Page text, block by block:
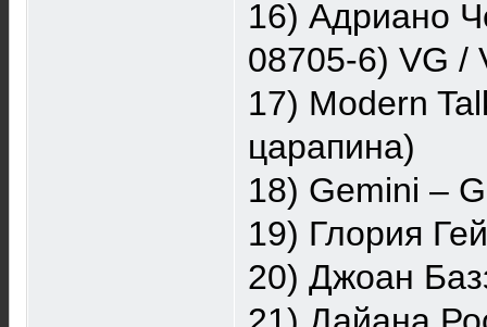
16) Адриано
08705-6) VG /
17) Modern
царапина)
18) Gemini ‎–
19) Глория
20) Джоан